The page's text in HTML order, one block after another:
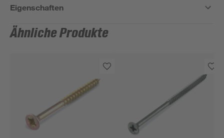
Eigenschaften
Ähnliche Produkte